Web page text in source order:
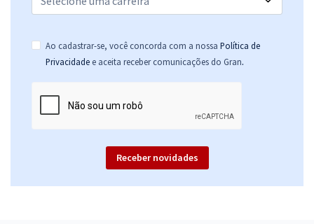
Ao cadastrar-se, você concorda com a nossa Política de
Privacidade e aceita receber comunicações do Gran.
Receber novidades